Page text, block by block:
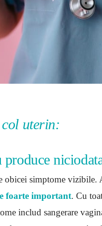
uterin:
obicei simptome vizibile.
foarte important. Cu
includ sangerare